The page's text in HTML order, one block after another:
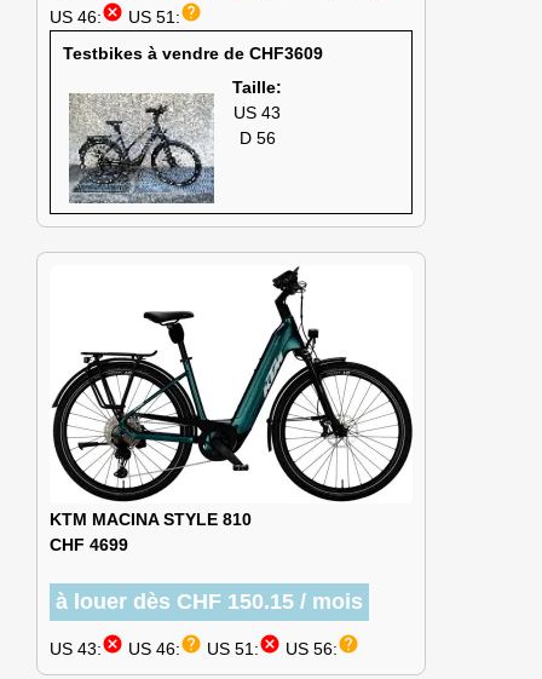
US 46:cancel US 51:help
Testbikes à vendre de CHF3609
Taille:
US 43
D 56
KTM MACINA STYLE 810
CHF 4699
à louer dès CHF 150.15 / mois
US 43:cancel US 46:help US 51:cancel US 56:help